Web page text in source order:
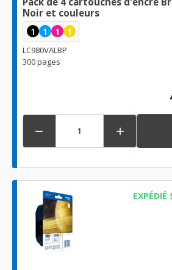
Noir et couleurs
1 1 1 1
LC980VALBP
300 pages
 
EXPÉDIÉ